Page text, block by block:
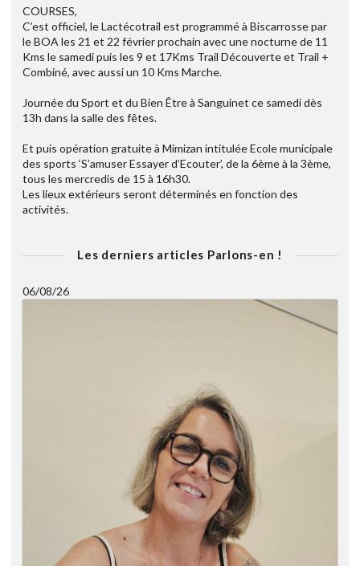
COURSES,
C’est officiel, le Lactécotrail est programmé à Biscarrosse par
le BOA les 21 et 22 février prochain avec une nocturne de 11
Kms le samedi puis les 9 et 17Kms Trail Découverte et Trail +
Combiné, avec aussi un 10 Kms Marche.
Journée du Sport et du Bien Être à Sanguinet ce samedi dès
13h dans la salle des fêtes.
Et puis opération gratuite à Mimizan intitulée Ecole municipale
des sports ‘S’amuser Essayer d’Ecouter’, de la 6ème à la 3ème,
tous les mercredis de 15 à 16h30.
Les lieux extérieurs seront déterminés en fonction des
activités.
Les derniers articles Parlons-en !
06/08/26